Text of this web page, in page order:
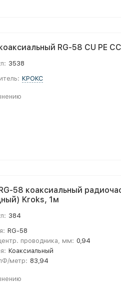
RG-58 CU PE
3538
КРОКС
58 коаксиальный
Kroks, 1м
384
RG-58
проводника, мм: 0,94
Коаксиальный
метр: 83,94